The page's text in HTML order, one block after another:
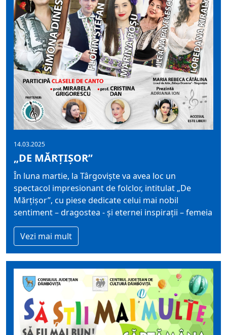
14.03.2025
„DE MĂRȚIȘOR”
În luna martie, la Târgoviște va avea loc un
spectacol impresionant de folclor, intitulat „De
Mărțișor”, cu piese dedicate celui mai nobil
sentiment – dragostea - și eternei inspirații – femeia
Vezi mai mult